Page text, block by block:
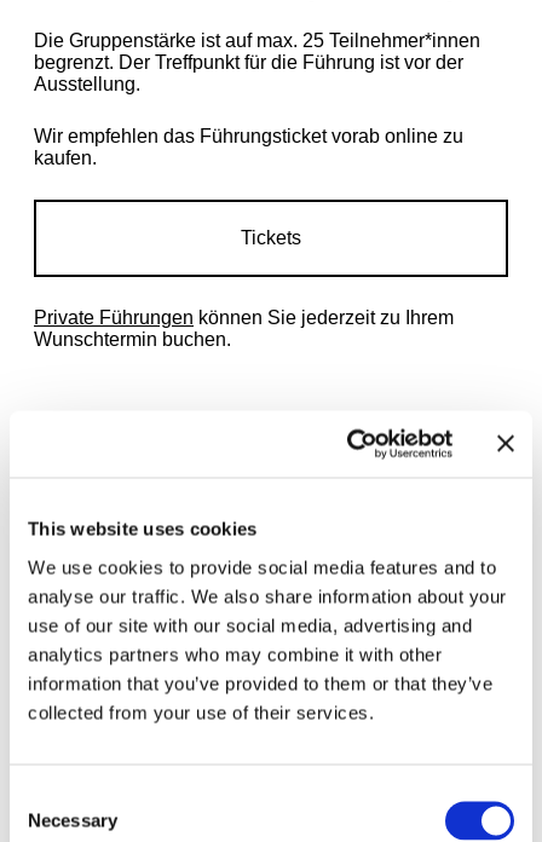
This website uses cookies
We use cookies to provide social media features and to
analyse our traffic. We also share information about your
use of our site with our social media, advertising and
analytics partners who may combine it with other
information that you’ve provided to them or that they’ve
collected from your use of their services.
Selection
Necessary
Die Gruppenstärke ist auf max. 25 Teilnehmer*innen
begrenzt. Der Treffpunkt für die Führung ist vor der
Ausstellung.
Wir empfehlen das Führungsticket vorab online zu
kaufen.
Tickets
Private Führungen können Sie jederzeit zu Ihrem
Wunschtermin buchen.